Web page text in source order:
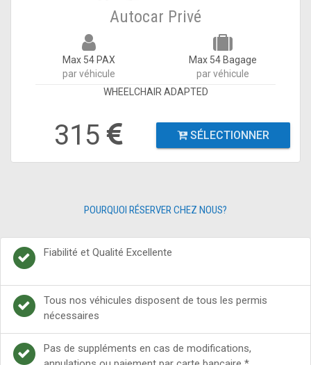
Autocar Privé
Max 54 PAX
par véhicule
Max 54 Bagage
par véhicule
WHEELCHAIR ADAPTED
315 SÉLECTIONNER
POURQUOI RÉSERVER CHEZ NOUS?
Fiabilité et Qualité Excellente
Tous nos véhicules disposent de tous les permis
nécessaires
Pas de suppléments en cas de modifications,